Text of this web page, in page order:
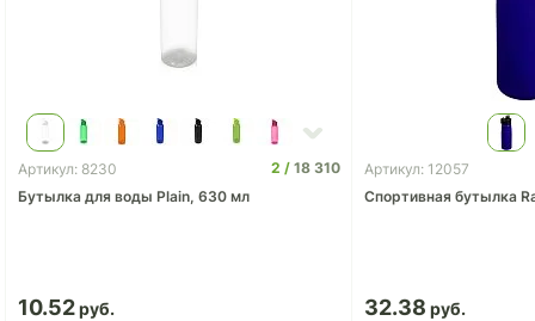
Артикул: 8230 2
18 310
Бутылка для воды Plain, 630 мл
10.52
Артикул: 12057
Спортивная бутылка
32.38